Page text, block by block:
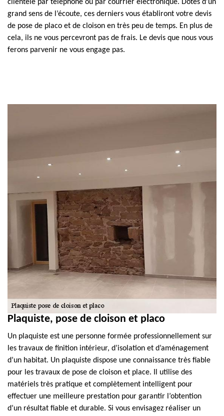
clientèle par téléphone ou par courrier électronique. Dotés d’un
grand sens de l’écoute, ces derniers vous établiront votre devis
de pose de placo et de cloison en très peu de temps. En plus de
cela, ils ne vous percevront pas de frais. Le devis que nous vous
ferons parvenir ne vous engage pas.
Plaquiste, pose de cloison et placo
Un plaquiste est une personne formée professionnellement sur
les travaux de finition intérieur, d’isolation et d’aménagement
d’un habitat. Un plaquiste dispose une connaissance très fiable
pour les travaux de pose de cloison et place. Il utilise des
matériels très pratique et complètement intelligent pour
effectuer une meilleure prestation pour garantir l’obtention
d’un résultat fiable et durable. Si vous envisagez réaliser un